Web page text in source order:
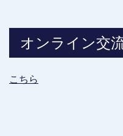
オンライン交
こちら